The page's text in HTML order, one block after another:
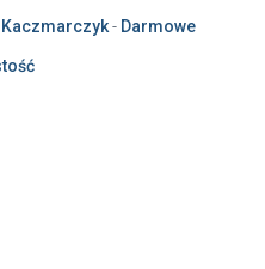
Kaczmarczyk- Darmowe